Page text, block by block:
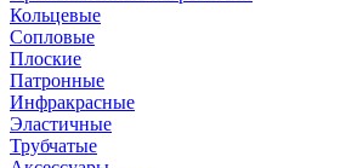
Кольцевые
Сопловые
Плоские
Патронные
Инфракрасные
Эластичные
Трубчатые